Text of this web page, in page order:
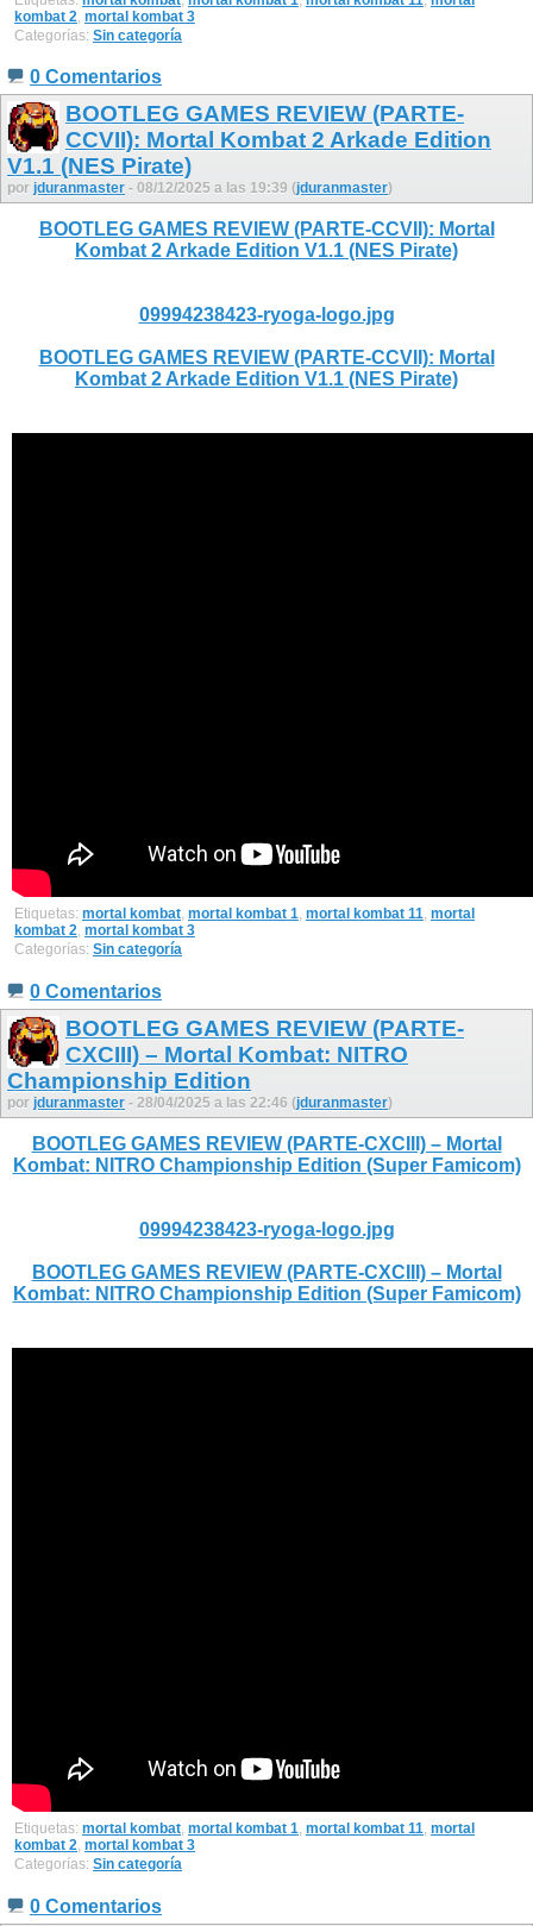
kombat 2 mortal kombat 3
Categorías: Sin categoría
0 Comentarios
BOOTLEG GAMES REVIEW (PARTE-
CCVII): Mortal Kombat 2 Arkade Edition
V1.1 (NES Pirate)
por jduranmaster - 08/12/2025 a las 19:39 (jduranmaster)
BOOTLEG GAMES REVIEW (PARTE-CCVII): Mortal
Kombat 2 Arkade Edition V1.1 (NES Pirate)
09994238423-ryoga-logo.jpg
BOOTLEG GAMES REVIEW (PARTE-CCVII): Mortal
Kombat 2 Arkade Edition V1.1 (NES Pirate)
Etiquetas: mortal kombat, mortal kombat 1, mortal kombat 11, mortal
kombat 2, mortal kombat 3
Categorías: Sin categoría
0 Comentarios
BOOTLEG GAMES REVIEW (PARTE-
CXCIII) – Mortal Kombat: NITRO
Championship Edition
por jduranmaster - 28/04/2025 a las 22:46 (jduranmaster)
BOOTLEG GAMES REVIEW (PARTE-CXCIII) – Mortal
Kombat: NITRO Championship Edition (Super Famicom)
09994238423-ryoga-logo.jpg
BOOTLEG GAMES REVIEW (PARTE-CXCIII) – Mortal
Kombat: NITRO Championship Edition (Super Famicom)
Etiquetas: mortal kombat, mortal kombat 1, mortal kombat 11, mortal
kombat 2, mortal kombat 3
Categorías: Sin categoría
0 Comentarios